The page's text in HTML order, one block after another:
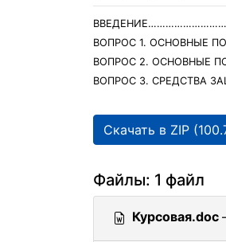
ВОПРОС 1. ОСНОВНЫЕ
ВОПРОС 2. ОСНОВНЫЕ
ВОПРОС 3. СРЕДСТВА
Скачать в ZIP
Файлы: 1 файл
Курсовая.doc